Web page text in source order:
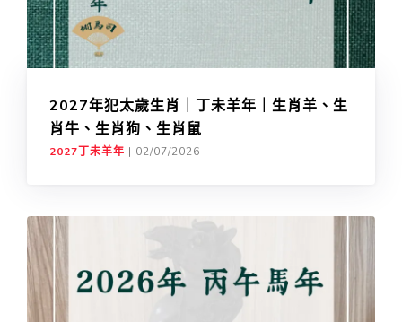
2027年犯太歲生肖｜丁未羊年｜生肖羊、生
肖牛、生肖狗、生肖鼠
2027丁未羊年 | 02/07/2026